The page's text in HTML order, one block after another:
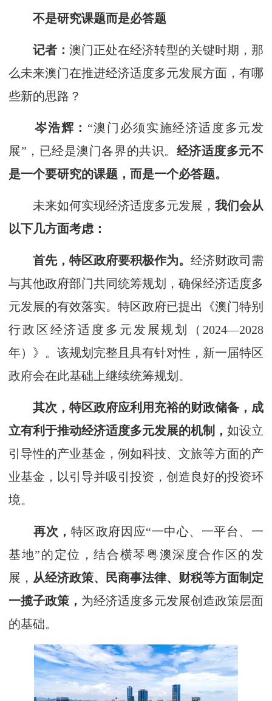
不是研究课题而是必答题
记者： 澳门正处在经济转型的关键时期，那
么未来澳门在推进经济适度多元发展方面，有哪
些新的思路？
岑浩辉： “澳门必须实施经济适度多元发
展”，已经是澳门各界的共识。 经济适度多元不
是一个要研究的课题，而是一个必答题。
未来如何实现经济适度多元发展， 我们会从
以下几方面考虑：
首先，特区政府要积极作为。 经济财政司需
与其他政府部门共同统筹规划，确保经济适度多
元发展的有效落实。特区政府已提出《澳门特别
行政区经济适度多元发展规划（2024—2028
年）》。该规划完整且具有针对性，新一届特区
政府会在此基础上继续统筹规划。
其次，特区政府应利用充裕的财政储备，成
立有利于推动经济适度多元发展的机制， 如设立
引导性的产业基金，例如科技、文旅等方面的产
业基金，以引导并吸引投资，创造良好的投资环
境。
再次， 特区政府因应“一中心、一平台、一
基地”的定位，结合横琴粤澳深度合作区的发
展， 从经济政策、民商事法律、财税等方面制定
一揽子政策， 为经济适度多元发展创造政策层面
的基础。